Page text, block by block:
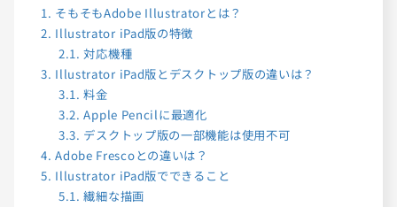
1. そもそもAdobe Illustratorとは？
2. Illustrator iPad版の特徴
2.1. 対応機種
3. Illustrator iPad版とデスクトップ版の違いは？
3.1. 料金
3.2. Apple Pencilに最適化
3.3. デスクトップ版の一部機能は使用不可
4. Adobe Frescoとの違いは？
5. Illustrator iPad版でできること
5.1. 繊細な描画